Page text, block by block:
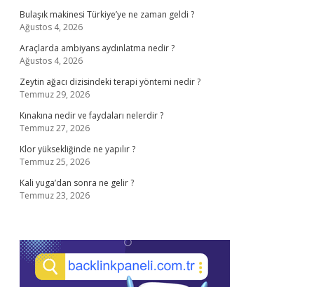
Bulaşık makinesi Türkiye’ye ne zaman geldi ?
Ağustos 4, 2026
Araçlarda ambiyans aydınlatma nedir ?
Ağustos 4, 2026
Zeytin ağacı dizisindeki terapi yöntemi nedir ?
Temmuz 29, 2026
Kınakına nedir ve faydaları nelerdir ?
Temmuz 27, 2026
Klor yüksekliğinde ne yapılır ?
Temmuz 25, 2026
Kali yuga’dan sonra ne gelir ?
Temmuz 23, 2026